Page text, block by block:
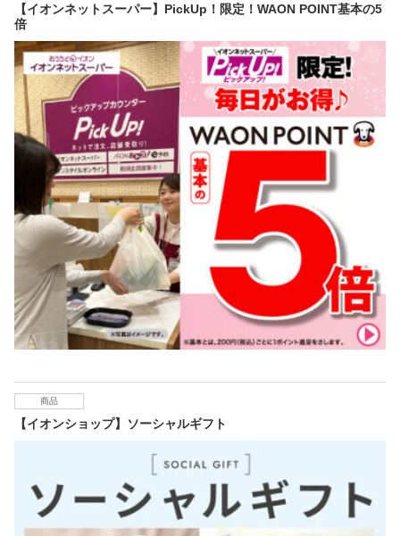
【イオンネットスーパー】PickUp！限定！WAON POINT基本の5
倍
商品
【イオンショップ】ソーシャルギフト